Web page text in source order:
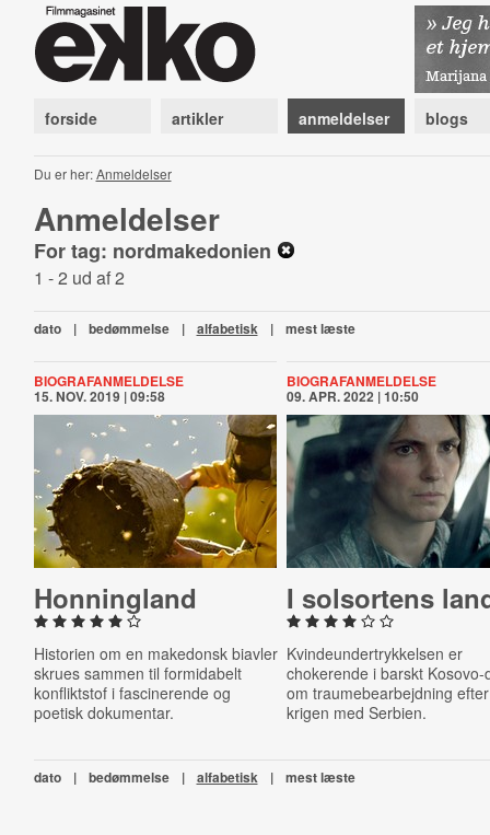
forside artikler anmeldelser blogs
Du er her:Anmeldelser
Anmeldelser
For tag: nordmakedonien
1 - 2 ud af 2
dato | bedømmelse | alfabetisk | mest læste
BIOGRAFANMELDELSE
15. NOV. 2019 | 09:58
Hon­ning­land
Historien om en makedonsk biavler
skrues sammen til formidabelt
konfliktstof i fascinerende og
poetisk dokumentar.
BIOGRAFANMELDELSE
09. APR. 2022 | 10:50
I solsor­tens
Kvindeundertrykkelsen er
chokerende i barskt Kosovo-
om traumebearbejdning efter
krigen med Serbien.
dato | bedømmelse | alfabetisk | mest læste